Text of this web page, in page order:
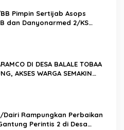
Pimpin Sertijab Asops
dan Danyonarmed 2/KS
Korps
DI DESA BALALE TOBAA
AKSES WARGA SEMAKIN
Dairi Rampungkan Perbaikan
Perintis 2 di Desa